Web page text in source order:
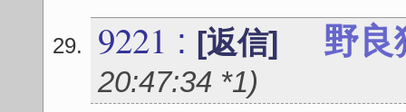
9221 : [返信] 野良
20:47:34 *1)